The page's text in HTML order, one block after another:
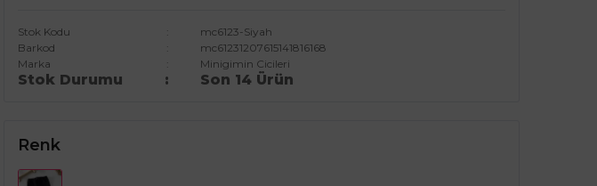
Stok Kodu
mc6123-Siyah
Barkod
mc61231207615141816168
Marka
Minigimin Cicileri
Stok Durumu Son 14 Ürün
Renk